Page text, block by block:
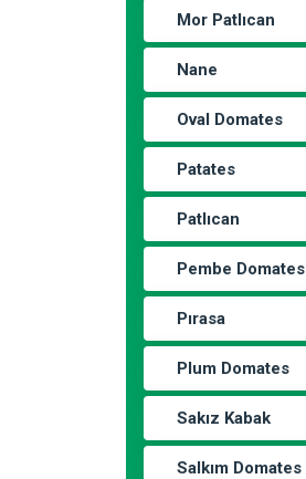
Mor Patlıcan
Nane
Oval Domates
Patates
Patlıcan
Pembe Domates
Pırasa
Plum Domates
Sakız Kabak
Salkım Domates